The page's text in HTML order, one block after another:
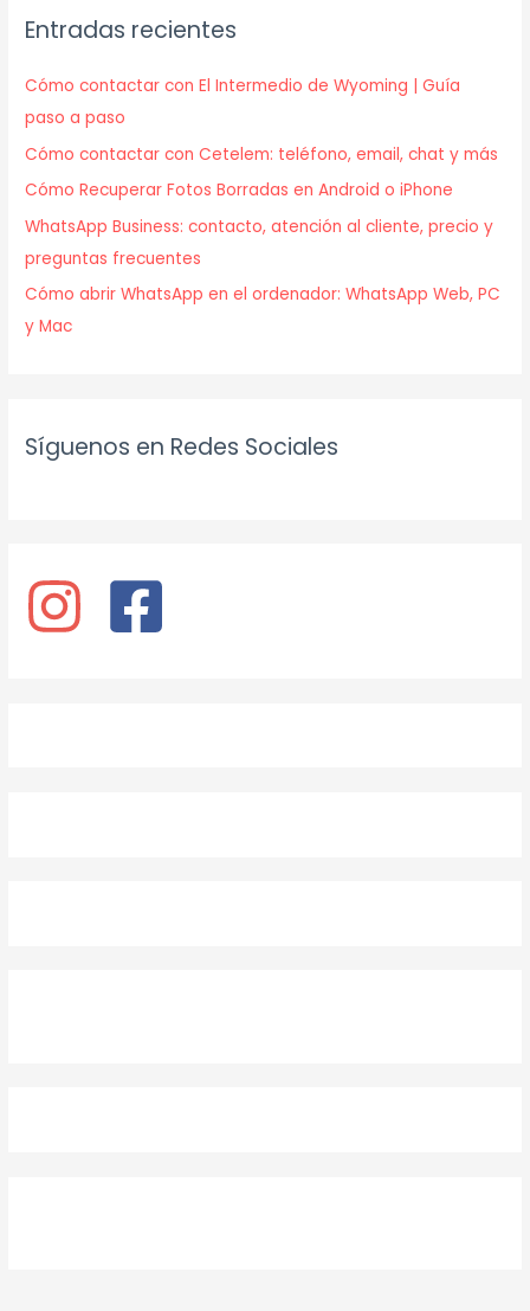
Entradas recientes
Cómo contactar con El Intermedio de Wyoming | Guía
paso a paso
Cómo contactar con Cetelem: teléfono, email, chat y más
Cómo Recuperar Fotos Borradas en Android o iPhone
WhatsApp Business: contacto, atención al cliente, precio y
preguntas frecuentes
Cómo abrir WhatsApp en el ordenador: WhatsApp Web, PC
y Mac
Síguenos en Redes Sociales